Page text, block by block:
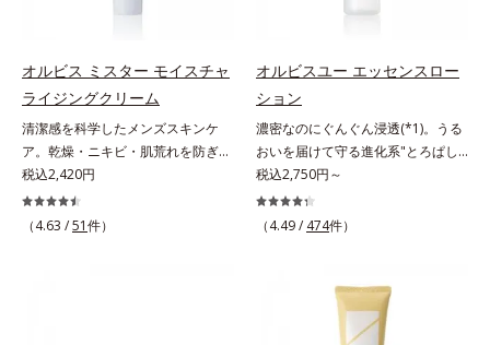
る*6 乾燥、ハリ・ツヤのなさ
ロニセラカエルレア果汁、ノバラエ
キス配合＝うるおいを与えハリと透
明感に満ちた肌へ導く保湿成分
*10 メマツヨイグサ抽出液、スイ
カズラエキス配合＝角層のすみずみ
まで水分・油分を保ち、ハリ・ツヤ
を与える保湿成分*11 気持ちのこ
と
と*4 剥がれずに肌に蓄積した古い
る物理的効果*7 うるおいによる
*8 乾燥、ハリ・ツヤのなさ*9
保湿成分*10 ロニセラカエルレア
果汁、ノバラエキス配合＝うるおい
を与えハリと透明感に満ちた肌へ導
く保湿成分*11 メマツヨイグサ抽
出液、スイカズラエキス配合＝角層
のすみずみまで水分・油分を保ち、
ていることが分かりました。そこで
容成分(*7)として「G.D.F.アクティ
ベーター(*8)」を配合。そして、従
来から配合している美白有効成分
「トラネキサム酸」を配合しまし
た。さらに、シリーズ共通の美容成
分(*7)「GLルートブースター(*9)」
を配合することで、肌のふっくら感
や透明感を叶えます。美白ケアしな
透。ADセラミドミックスが肌をす
へと導きます。洗顔後すぐに使うこ
とで、あとのオールインワンクリー
ムの肌なじみを高め、うるおいとツ
ヤのある肌を叶えます。*1 肌にハ
リを与え若々しい印象*2 スクワラ
ン、トリ（カプリル酸／カプリン
酸）グリセリル＝肌をやわらかくほ
ぐす複合成分
オルビス ミスター モイスチャ
ライジングクリーム
清潔感を科学したメンズスキンケ
ア。乾燥・ニキビ・肌荒れを防ぎハ
リ・ツヤのある、好印象な清潔透明
肌(*1)へ。オルビスミスターは、男
性の清潔感、爽やかさ、若々しさの
税込2,420円
（4.63 /51件）
オルビスユー エッセンスロー
ション
濃密なのにぐんぐん浸透(*1)。うる
おいを届けて守る進化系"とろぱし
ゃ"ローション。7000種を超える成
分から厳選し、「うるおいの質
(*1)」に着目した初期エイジングケ
ーチする初期エイジングケアシリー
ズです。「うるおいの質」に着目
し、肌荒れを予防しながらうるおい
税込2,750円～
（4.49 / 474件）